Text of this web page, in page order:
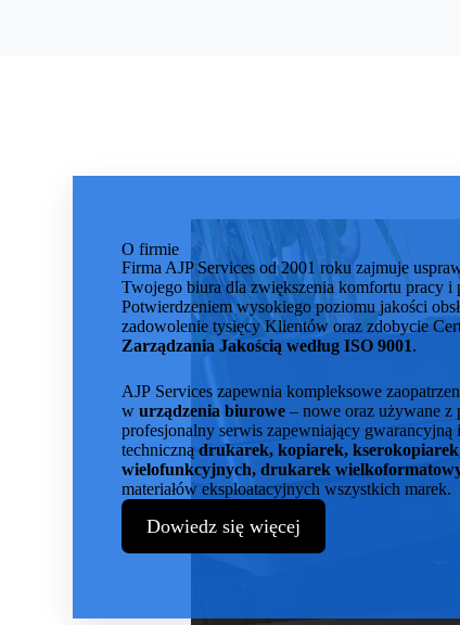
O firmie
Firma AJP Services od 2001 roku zajmuje
Twojego biura dla zwiększenia komfortu pracy
Potwierdzeniem wysokiego poziomu jakości
zadowolenie tysięcy Klientów oraz zdobycie
Zarządzania Jakością według ISO 9001.
AJP Services zapewnia kompleksowe
wurządzenia biurowe – nowe oraz używane z
profesjonalny serwis zapewniający gwarancyjną
technicznądrukarek, kopiarek,
wielofunkcyjnych, drukarek
materiałów eksploatacyjnych wszystkich marek.
Dowiedz się więcej